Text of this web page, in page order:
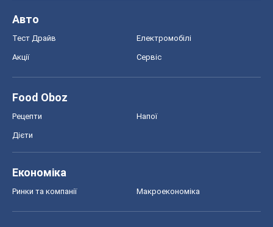
Авто
Тест Драйв Електромобілі
Акції Сервіс
Food Oboz
Рецепти Напої
Дієти
Економіка
Ринки та компанії Макроекономіка